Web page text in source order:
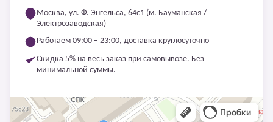
Москва, ул. Ф. Энгельса, 64с1 (м. Бауманская /
Электрозаводская)
Работаем 09:00 – 23:00, доставка круглосуточно
Скидка 5% на весь заказ при самовывозе. Без
минимальной суммы.